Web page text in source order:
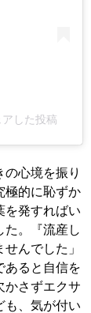
した投稿
心境を振り
極的に恥ずか
を発すればい
た。『流産し
んでした」
あると自信を
かさずエクサ
も、気が付い